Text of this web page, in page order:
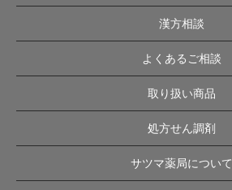
漢方相談
よくあるご相談
取り扱い商品
処方せん調剤
サツマ薬局について